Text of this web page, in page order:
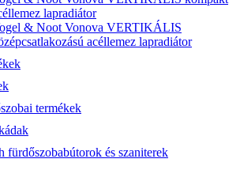
lapradiátor
& Noot Vonova VERTIKÁLIS
acéllemez lapradiátor
termékek
és szaniterek